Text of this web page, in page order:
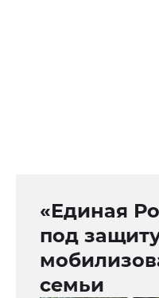
«Единая
под
семьи